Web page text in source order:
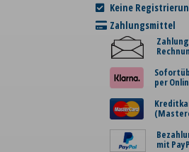
Keine
Zahlungsmittel
per
mit